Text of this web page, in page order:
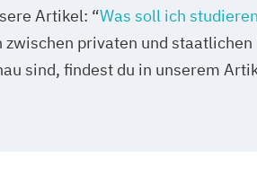
Artikel: “Was soll ich
privaten und
sind, findest du in unserem